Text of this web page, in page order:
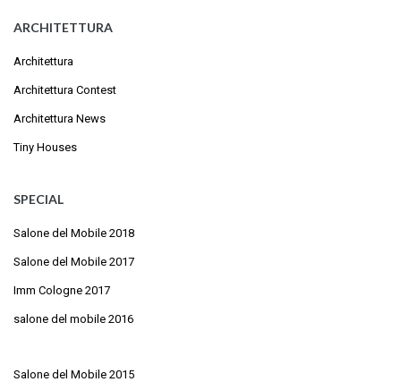
ARCHITETTURA
Architettura
Architettura Contest
Architettura News
Tiny Houses
SPECIAL
Salone del Mobile 2018
Salone del Mobile 2017
Imm Cologne 2017
salone del mobile 2016
Salone del Mobile 2015